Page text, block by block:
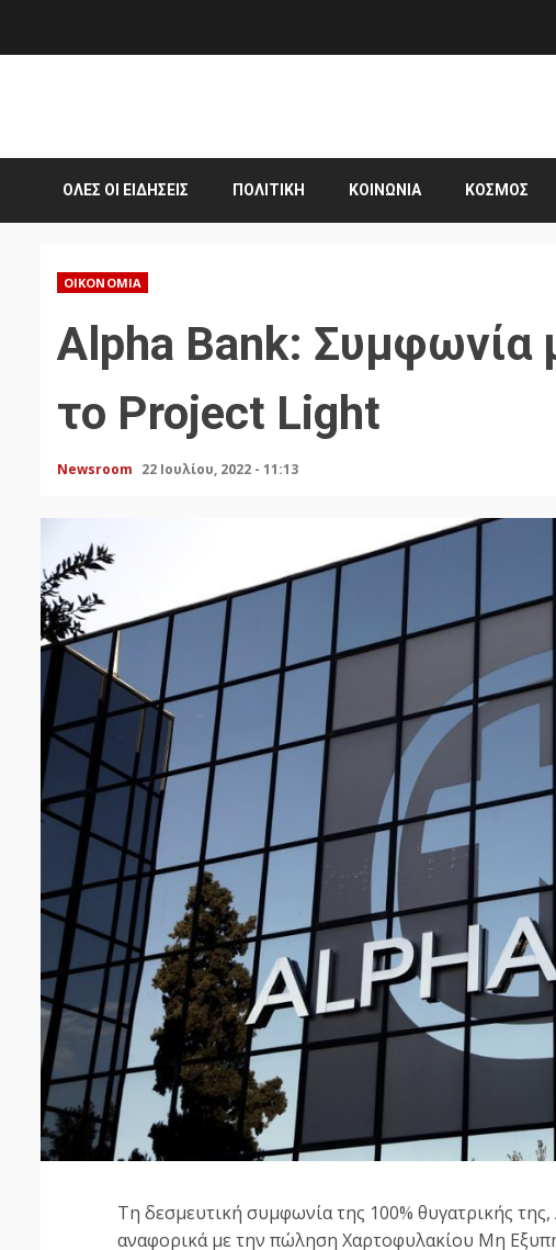
ΌΛΕΣ ΟΙ ΕΙΔΉΣΕΙΣ ΠΟΛΙΤΙΚΉ ΚΟΙΝΩΝΊΑ ΚΌΣΜΟΣ
ΟΙΚΟΝΟΜΊΑ
Alpha Bank: Συμφωνία
το Project Light
Newsroom 22 Ιουλίου, 2022 - 11:13
Τη δεσμευτική συμφωνία της 100% θυγατρικής
αναφορικά με την πώληση Χαρτοφυλακίου Μη